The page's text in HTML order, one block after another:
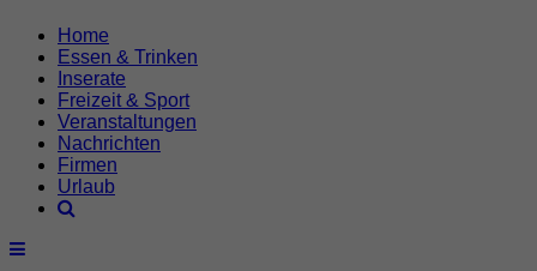
Home
Essen & Trinken
Inserate
Freizeit & Sport
Veranstaltungen
Nachrichten
Firmen
Urlaub